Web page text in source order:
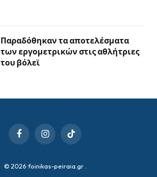
Παραδόθηκαν τα αποτελέσματα
των εργομετρικών στις αθλήτριες
του βόλεϊ
FacebookInstagramTikTok
© 2026 foinikas-peiraia.gr